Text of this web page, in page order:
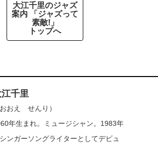
大江千里のジャズ
案内 「ジャズって
素敵!」
トップへ
江千里
おおえ せんり）
年生まれ。ミュージシャン。1983年
ンガーソングライターとしてデビュ